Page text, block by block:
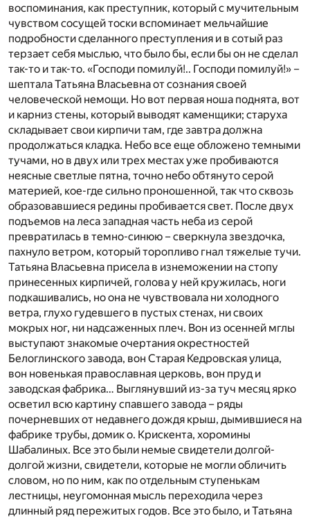
воспоминания, как преступник, который с мучительным
чувством сосущей тоски вспоминает мельчайшие
подробности сделанного преступления и в сотый раз
терзает себя мыслью, что было бы, если бы он не сделал
так-то и так-то. «Господи помилуй!.. Господи помилуй!» –
шептала Татьяна Власьевна от сознания своей
человеческой немощи. Но вот первая ноша поднята, вот
и карниз стены, который выводят каменщики; старуха
складывает свои кирпичи там, где завтра должна
продолжаться кладка. Небо все еще обложено темными
тучами, но в двух или трех местах уже пробиваются
неясные светлые пятна, точно небо обтянуто серой
материей, кое-где сильно проношенной, так что сквозь
образовавшиеся редины пробивается свет. После двух
подъемов на леса западная часть неба из серой
превратилась в темно-синюю – сверкнула звездочка,
пахнуло ветром, который торопливо гнал тяжелые тучи.
Татьяна Власьевна присела в изнеможении на стопу
принесенных кирпичей, голова у ней кружилась, ноги
подкашивались, но она не чувствовала ни холодного
ветра, глухо гудевшего в пустых стенах, ни своих
мокрых ног, ни надсаженных плеч. Вон из осенней мглы
выступают знакомые очертания окрестностей
Белоглинского завода, вон Старая Кедровская улица,
вон новенькая православная церковь, вон пруд и
заводская фабрика… Выглянувший из-за туч месяц ярко
осветил всю картину спавшего завода – ряды
почерневших от недавнего дождя крыш, дымившиеся на
фабрике трубы, домик о. Крискента, хоромины
Шабалиных. Все это были немые свидетели долгой-
долгой жизни, свидетели, которые не могли обличить
словом, но по ним, как по отдельным ступенькам
лестницы, неугомонная мысль переходила через
длинный ряд пережитых годов. Все это было, и Татьяна